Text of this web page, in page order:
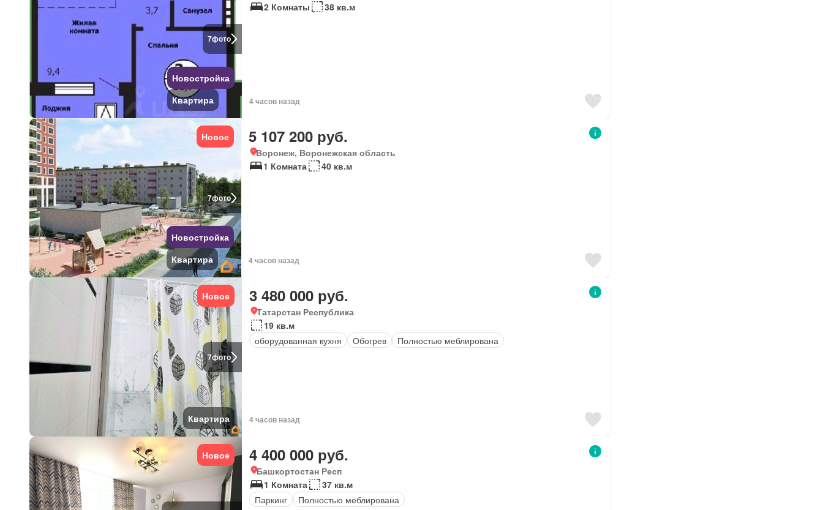
7фото
Новостройка
Квартира
2 Комнаты
38 кв.м
4 часов назад
7фото
Новое
Новостройка
Квартира
5 107 200 руб.
Воронеж, Воронежская область
1 Комната
40 кв.м
4 часов назад
7фото
Новое
Квартира
3 480 000 руб.
Татарстан Республика
19 кв.м
оборудованная кухня
Обогрев Полностью меблирована
4 часов назад
Новое 4 400 000 руб.
Башкортостан Респ
1 Комната
37 кв.м
Паркинг
Полностью меблирована